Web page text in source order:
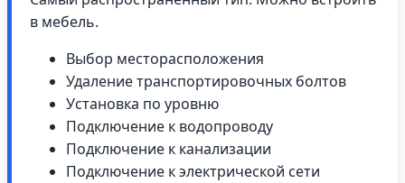
в мебель.
Выбор месторасположения
Удаление транспортировочных болтов
Установка по уровню
Подключение к водопроводу
Подключение к канализации
Подключение к электрической сети